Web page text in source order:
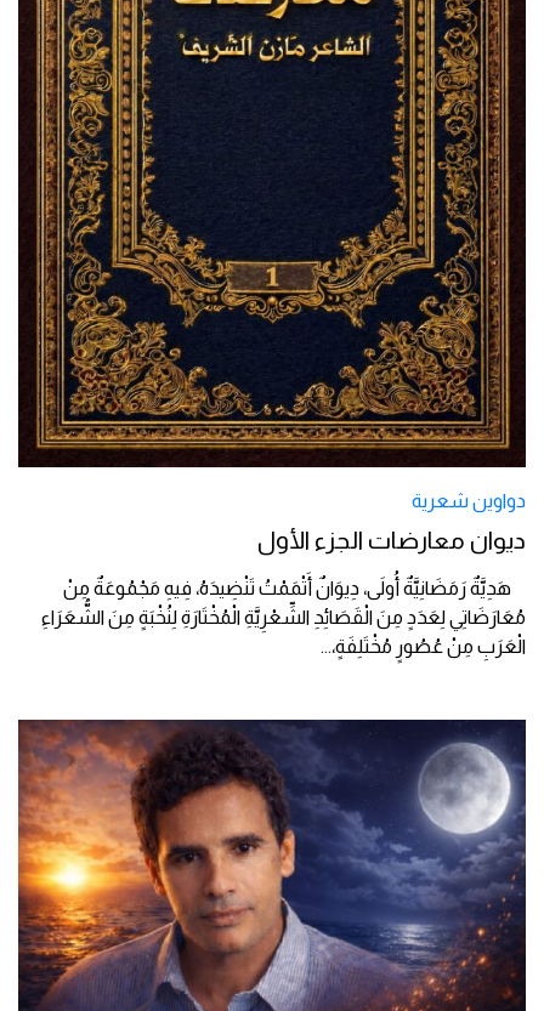
دواوين شعرية
ديوان معارضات الجزء الأول
هَدِيَّةٌ رَمَضَانِيَّةٌ أُولَى، دِيوَانٌ أَتْمَمْتُ تَنْضِيدَهُ، فِيهِ مَجْمُوعَةٌ مِنْ
مُعَارَضَاتِي لِعَدَدٍ مِنَ الْقَصَائِدِ الشِّعْرِيَّةِ الْمُخْتَارَةِ لِنُخْبَةٍ مِنَ الشُّعَرَاءِ
الْعَرَبِ مِنْ عُصُورٍ مُخْتَلِفَةٍ،...